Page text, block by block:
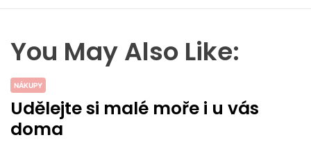
You May Also Like:
NÁKUPY
Udělejte si malé moře i u vás
doma